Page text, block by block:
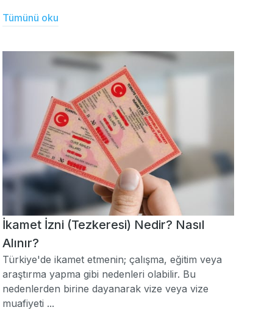
Tümünü oku
İkamet İzni (Tezkeresi) Nedir? Nasıl
Alınır?
Türkiye'de ikamet etmenin; çalışma, eğitim veya
araştırma yapma gibi nedenleri olabilir. Bu
nedenlerden birine dayanarak vize veya vize
muafiyeti ...